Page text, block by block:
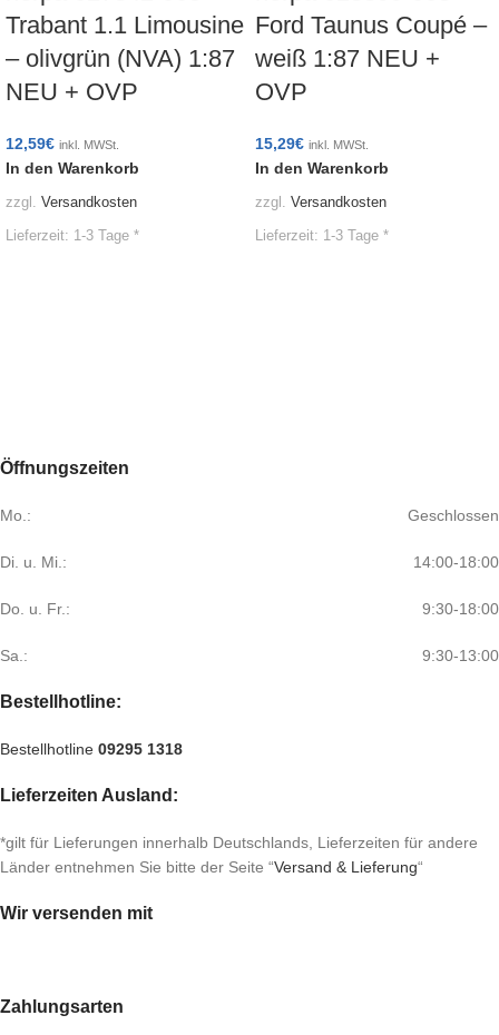
Trabant 1.1 Limousine
– olivgrün (NVA) 1:87
NEU + OVP
12,59€ inkl. MWSt.
In den Warenkorb
zzgl. Versandkosten
Lieferzeit: 1-3 Tage *
Ford Taunus Coupé –
weiß 1:87 NEU +
OVP
15,29€ inkl. MWSt.
In den Warenkorb
zzgl. Versandkosten
Lieferzeit: 1-3 Tage *
Öffnungszeiten
Mo.: Geschlossen
Di. u. Mi.: 14:00-18:00
Do. u. Fr.: 9:30-18:00
Sa.: 9:30-13:00
Bestellhotline:
Bestellhotline 09295 1318
Lieferzeiten Ausland:
*gilt für Lieferungen innerhalb Deutschlands, Lieferzeiten für andere
Länder entnehmen Sie bitte der Seite “Versand & Lieferung“
Wir versenden mit
Zahlungsarten